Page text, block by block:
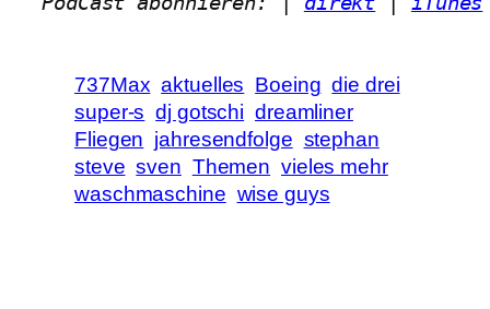
737Max aktuelles Boeing die drei
super-s dj gotschi dreamliner
Fliegen jahresendfolge stephan
steve sven Themen vieles mehr
waschmaschine wise guys